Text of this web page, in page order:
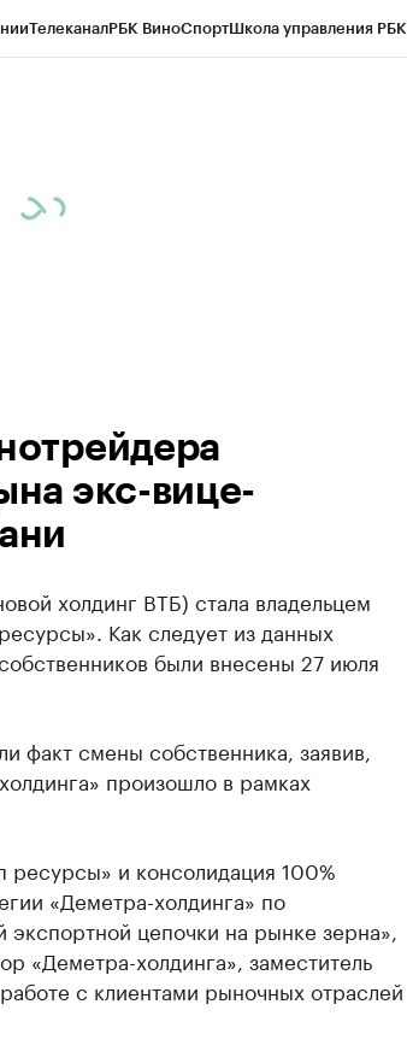
ТелеканалРБК ВиноСпортШкола управления РБК
экс-вице-
холдинг ВТБ) стала владельцем
Как следует из данных
были внесены 27 июля
факт смены собственника, заявив,
произошло в рамках
ресурсы» и консолидация 100%
«Деметра-холдинга» по
цепочки на рынке зерна»,
«Деметра-холдинга», заместитель
с клиентами рыночных отраслей